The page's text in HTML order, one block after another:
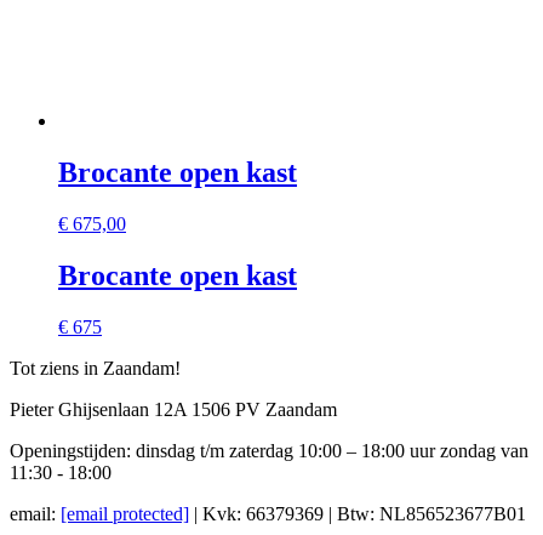
Brocante open kast
€ 675,00
Brocante open kast
€ 675
Tot ziens in Zaandam!
Pieter Ghijsenlaan 12A 1506 PV Zaandam
Openingstijden: dinsdag t/m zaterdag 10:00 – 18:00 uur zondag van
11:30 - 18:00
email: [email protected] | Kvk: 66379369 | Btw: NL856523677B01